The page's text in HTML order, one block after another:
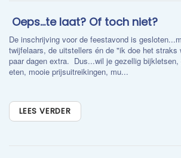
​ Oeps...te laat? Of toch niet?
De inschrijving voor de feestavond is
twijfelaars, de uitstellers én de "ik doe het straks
paar dagen extra. Dus...wil je gezellig
eten, mooie prijsuitreikingen, mu...
LEES VERDER